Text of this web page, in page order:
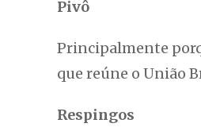
Pivô
Principalmente
que reúne o União
Respingos